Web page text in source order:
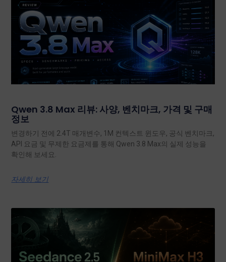
Qwen 3.8 Max 리뷰: 사양, 벤치마크, 가격 및 구매
정보
변경하기 전에 2.4T 매개변수, 1M 컨텍스트 윈도우, 공식 벤치마크,
API 요금 및 무제한 요금제를 통해 Qwen 3.8 Max의 실제 성능을
확인해 보세요.
자세히 보기